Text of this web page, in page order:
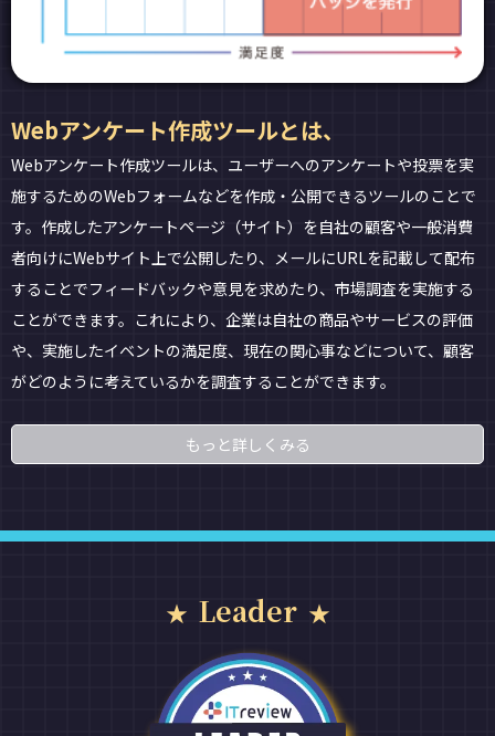
Webアンケート作成ツールとは、
Webアンケート作成ツールは、ユーザーへのアンケートや投票を実
施するためのWebフォームなどを作成・公開できるツールのことで
す。作成したアンケートページ（サイト）を自社の顧客や一般消費
者向けにWebサイト上で公開したり、メールにURLを記載して配布
することでフィードバックや意見を求めたり、市場調査を実施する
ことができます。これにより、企業は自社の商品やサービスの評価
や、実施したイベントの満足度、現在の関心事などについて、顧客
がどのように考えているかを調査することができます。
もっと詳しくみる
Leader